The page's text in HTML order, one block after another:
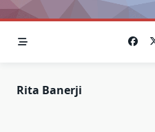
Rita Banerji